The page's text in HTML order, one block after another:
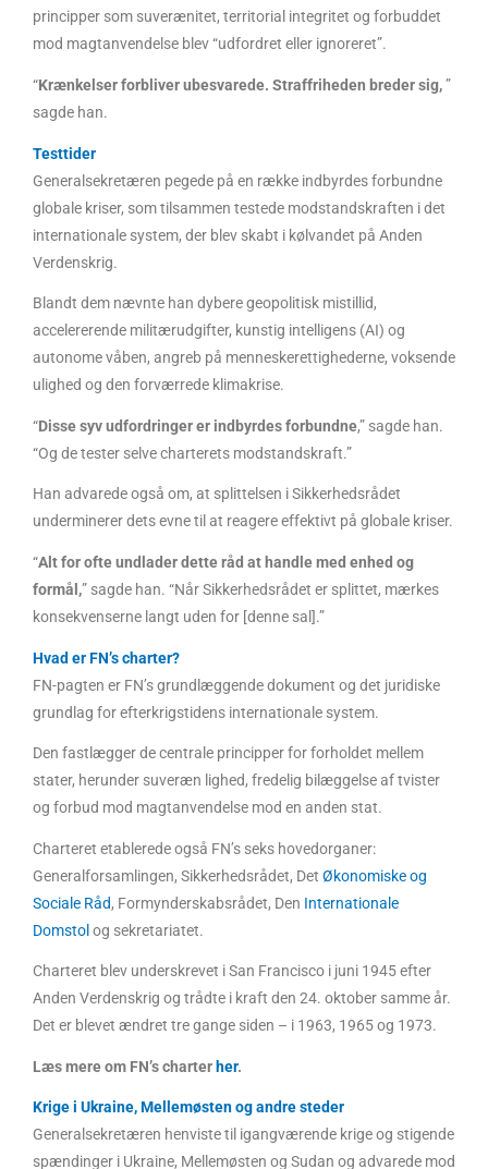
principper som suverænitet, territorial integritet og forbuddet
mod magtanvendelse blev “udfordret eller ignoreret”.
“Krænkelser forbliver ubesvarede. Straffriheden breder sig,”
sagde han.
Testtider
Generalsekretæren pegede på en række indbyrdes forbundne
globale kriser, som tilsammen testede modstandskraften i det
internationale system, der blev skabt i kølvandet på Anden
Verdenskrig.
Blandt dem nævnte han dybere geopolitisk mistillid,
accelererende militærudgifter, kunstig intelligens (AI) og
autonome våben, angreb på menneskerettighederne, voksende
ulighed og den forværrede klimakrise.
“Disse syv udfordringer er indbyrdes forbundne,” sagde han.
“Og de tester selve charterets modstandskraft.”
Han advarede også om, at splittelsen i Sikkerhedsrådet
underminerer dets evne til at reagere effektivt på globale kriser.
“Alt for ofte undlader dette råd at handle med enhed og
formål,” sagde han. “Når Sikkerhedsrådet er splittet, mærkes
konsekvenserne langt uden for [denne sal].”
Hvad er FN’s charter?
FN-pagten er FN’s grundlæggende dokument og det juridiske
grundlag for efterkrigstidens internationale system.
Den fastlægger de centrale principper for forholdet mellem
stater, herunder suveræn lighed, fredelig bilæggelse af tvister
og forbud mod magtanvendelse mod en anden stat.
Charteret etablerede også FN’s seks hovedorganer:
Generalforsamlingen, Sikkerhedsrådet, Det Økonomiske og
Sociale Råd, Formynderskabsrådet, Den Internationale
Domstol og sekretariatet.
Charteret blev underskrevet i San Francisco i juni 1945 efter
Anden Verdenskrig og trådte i kraft den 24. oktober samme år.
Det er blevet ændret tre gange siden – i 1963, 1965 og 1973.
Læs mere om FN’s charter her.
Krige i Ukraine, Mellemøsten og andre steder
Generalsekretæren henviste til igangværende krige og stigende
spændinger i Ukraine, Mellemøsten og Sudan og advarede mod